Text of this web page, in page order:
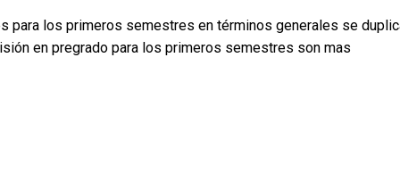
para los primeros semestres en términos generales se
en pregrado para los primeros semestres son mas